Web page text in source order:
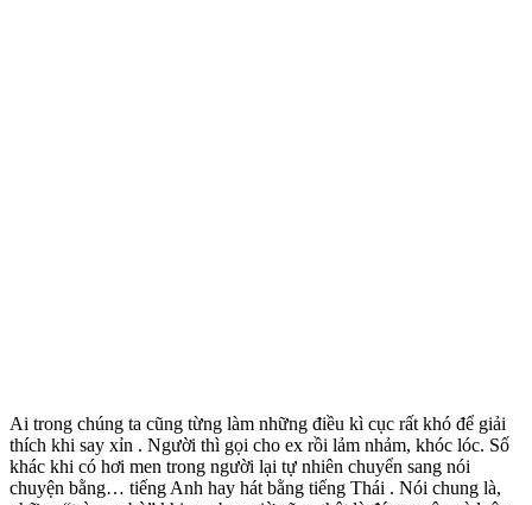
Ai trong chúng ta cũng từng làm những điều kì cục rất khó để giải
thích khi say xỉn . Người thì gọi cho ex rồi lảm nhảm, khóc lóc. Số
khác khi có hơi men trong người lại tự nhiên chuyển sang nói
chuyện bằng… tiếng Anh hay hát bằng tiếng Thái . Nói chung là,